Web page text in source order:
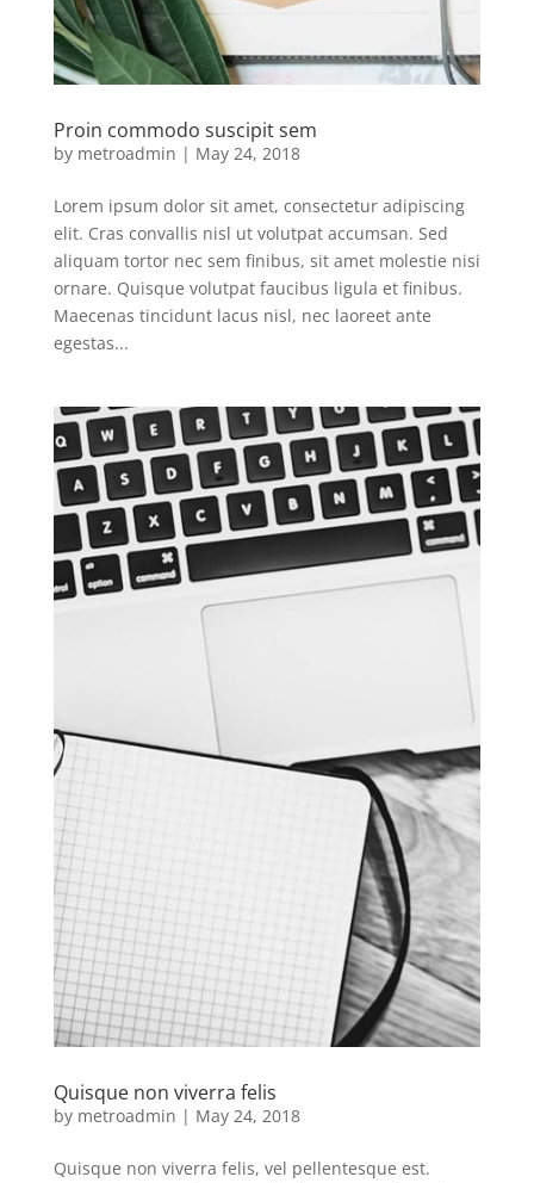
Proin commodo suscipit sem
by metroadmin | May 24, 2018
Lorem ipsum dolor sit amet, consectetur adipiscing
elit. Cras convallis nisl ut volutpat accumsan. Sed
aliquam tortor nec sem finibus, sit amet molestie nisi
ornare. Quisque volutpat faucibus ligula et finibus.
Maecenas tincidunt lacus nisl, nec laoreet ante
egestas...
Quisque non viverra felis
by metroadmin | May 24, 2018
Quisque non viverra felis, vel pellentesque est.